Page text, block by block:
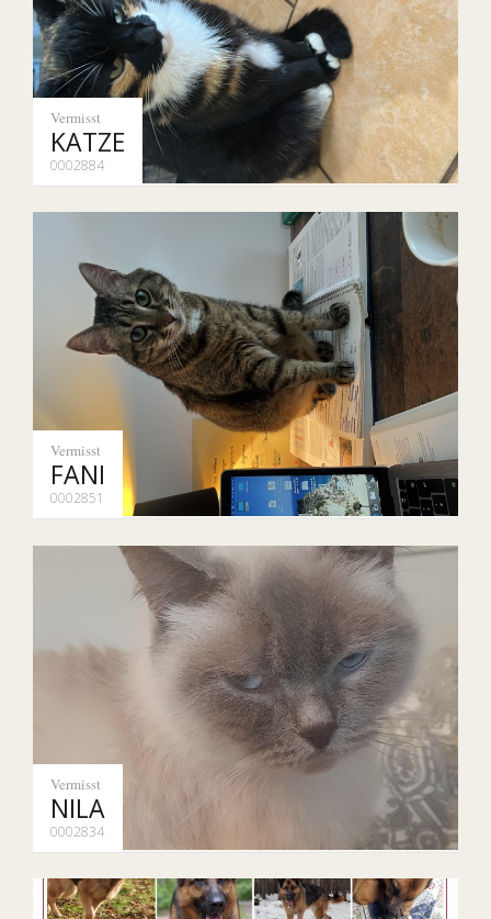
Vermisst
KATZE
0002884
Vermisst
FANI
0002851
Vermisst
NILA
0002834